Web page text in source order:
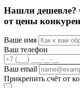
Нашли дешевле?
от цены
Ваше имя
Ваш телефон
Ваш email
Прикрепить счёт от